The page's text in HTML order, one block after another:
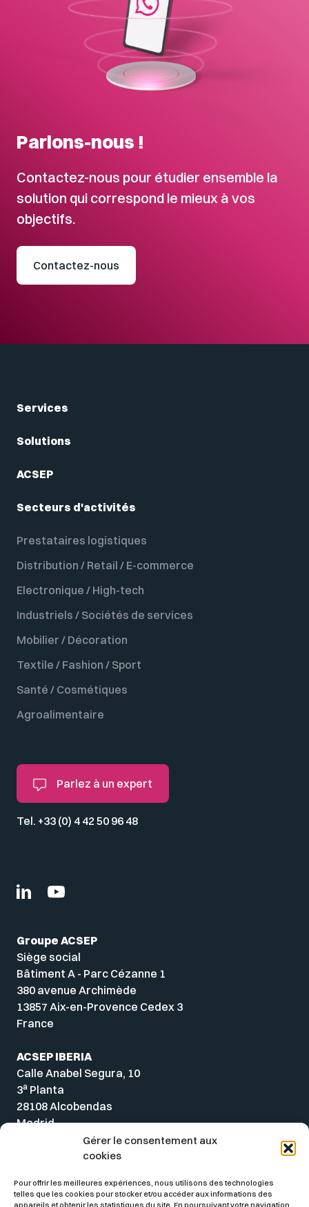
Gérer le consentement aux
cookies
Pour offrir les meilleures expériences, nous utilisons des technologies
telles que les cookies pour stocker et/ou accéder aux informations des
appareils et obtenir les statistiques du site. En poursuivant votre navigation,
Parlons-nous !
Contactez-nous pour étudier ensemble la
solution qui correspond le mieux à vos
objectifs.
Contactez-nous
Parlez à un expert
Tel. +33 (0) 4 42 50 96 48
Services
Solutions
ACSEP
Secteurs d'activités
Prestataires logistiques
Distribution / Retail / E-commerce
Electronique / High-tech
Industriels / Sociétés de services
Mobilier / Décoration
Textile / Fashion / Sport
Santé / Cosmétiques
Agroalimentaire
Groupe ACSEP
Siège social
Bâtiment A - Parc Cézanne 1
380 avenue Archimède
13857 Aix-en-Provence Cedex 3
France
ACSEP IBERIA
Calle Anabel Segura, 10
3a Planta
28108 Alcobendas
Madrid